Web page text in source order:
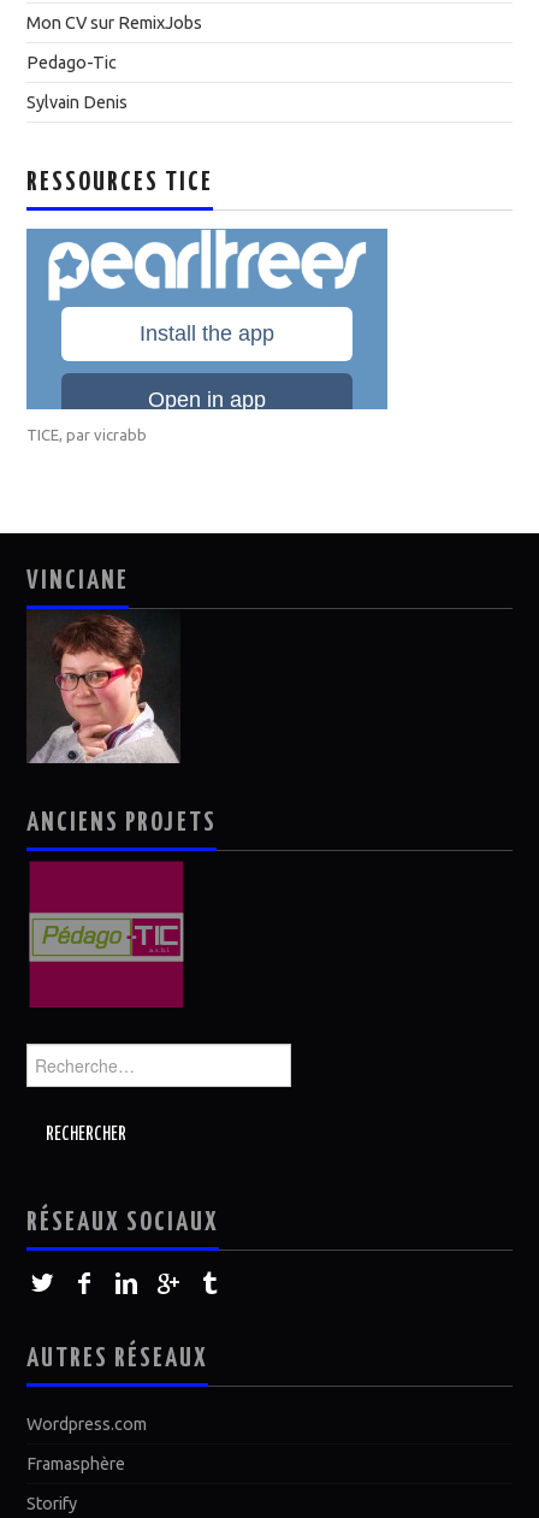
Mon CV sur RemixJobs
Pedago-Tic
Sylvain Denis
RESSOURCES TICE
TICE, parvicrabb
VINCIANE
ANCIENS PROJETS
Rechercher :
RÉSEAUX SOCIAUX
AUTRES RÉSEAUX
Wordpress.com
Framasphère
Storify